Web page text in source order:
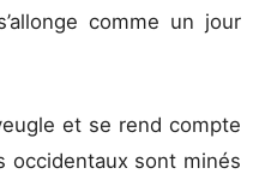
comme un jour
et se rend compte
occidentaux sont minés